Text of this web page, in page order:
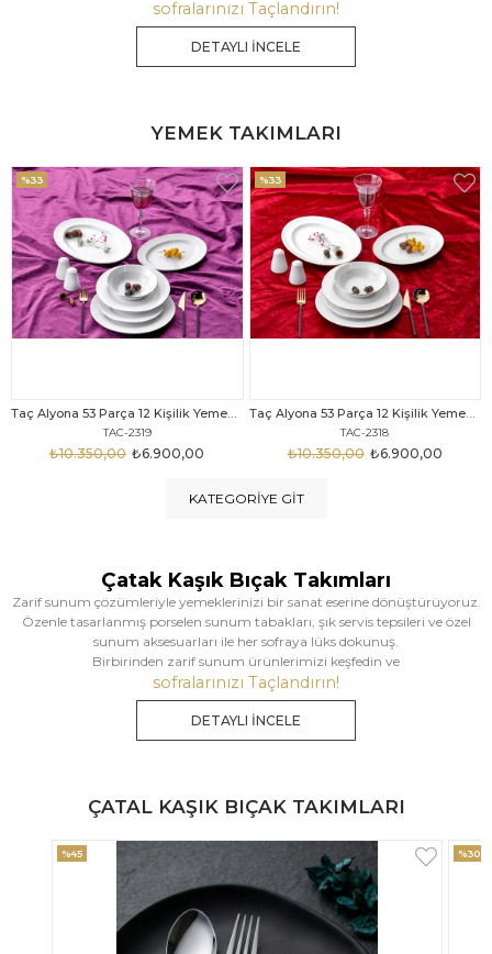
sofralarınızı Taçlandırın!
DETAYLI İNCELE
YEMEK TAKIMLARI
Taç Alyona 53 Parça 12 Kişilik Yemek Takımı Gold
TAC-2318
₺6.900,00
₺10.350,00
%33
Taç Eliza Alyona 53 Parça 12 Kişilik Yemek Takımı Platin
TAC-2316
₺9.499,00
₺12.669,00
%25
KATEGORIYE GIT
Çatak Kaşık Bıçak Takımları
Zarif sunum çözümleriyle yemeklerinizi bir sanat eserine dönüştürüyoruz.
Özenle tasarlanmış porselen sunum tabakları, şık servis tepsileri ve özel
sunum aksesuarları ile her sofraya lüks dokunuş.
Birbirinden zarif sunum ürünlerimizi keşfedin ve
sofralarınızı Taçlandırın!
DETAYLI İNCELE
ÇATAL KAŞIK BIÇAK TAKIMLARI
%30 %33